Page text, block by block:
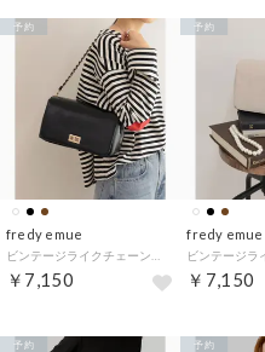
fredy emue
￥7,150
予約
fredy emue
￥7,150
予約
予約 予約